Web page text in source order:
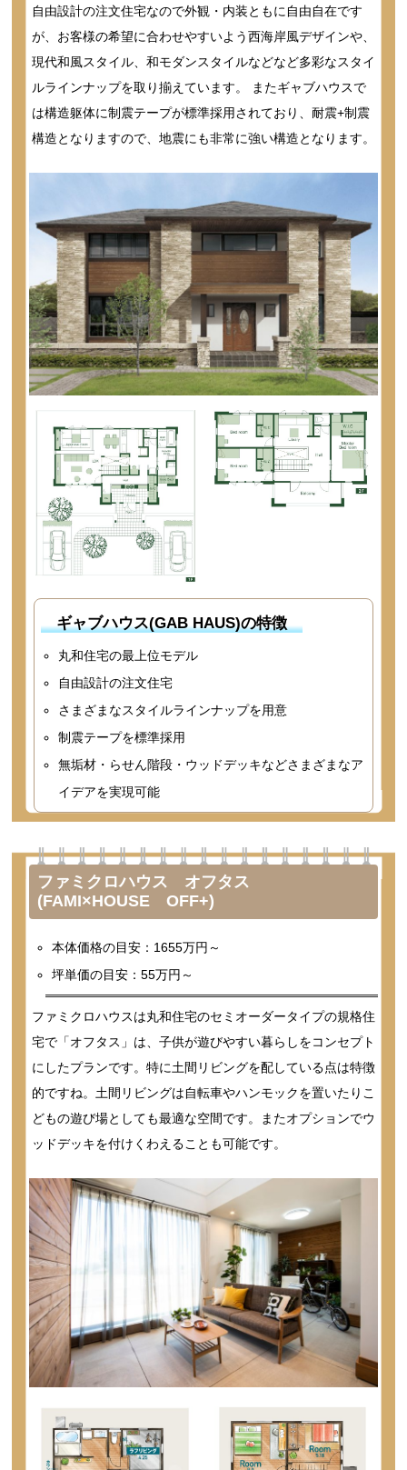
自由設計の注文住宅なので外観・内装ともに自由自在です
が、お客様の希望に合わせやすいよう西海岸風デザインや、
現代和風スタイル、和モダンスタイルなどなど多彩なスタイ
ルラインナップを取り揃えています。 またギャブハウスで
は構造躯体に制震テープが標準採用されており、耐震+制震
構造となりますので、地震にも非常に強い構造となります。
ギャブハウス(GAB HAUS)の特徴
丸和住宅の最上位モデル
自由設計の注文住宅
さまざまなスタイルラインナップを用意
制震テープを標準採用
無垢材・らせん階段・ウッドデッキなどさまざまなア
イデアを実現可能
ファミクロハウス オフタス
(FAMI×HOUSE OFF+)
本体価格の目安：1655万円～
坪単価の目安：55万円～
ファミクロハウスは丸和住宅のセミオーダータイプの規格住
宅で「オフタス」は、子供が遊びやすい暮らしをコンセプト
にしたプランです。特に土間リビングを配している点は特徴
的ですね。土間リビングは自転車やハンモックを置いたりこ
どもの遊び場としても最適な空間です。またオプションでウ
ッドデッキを付けくわえることも可能です。